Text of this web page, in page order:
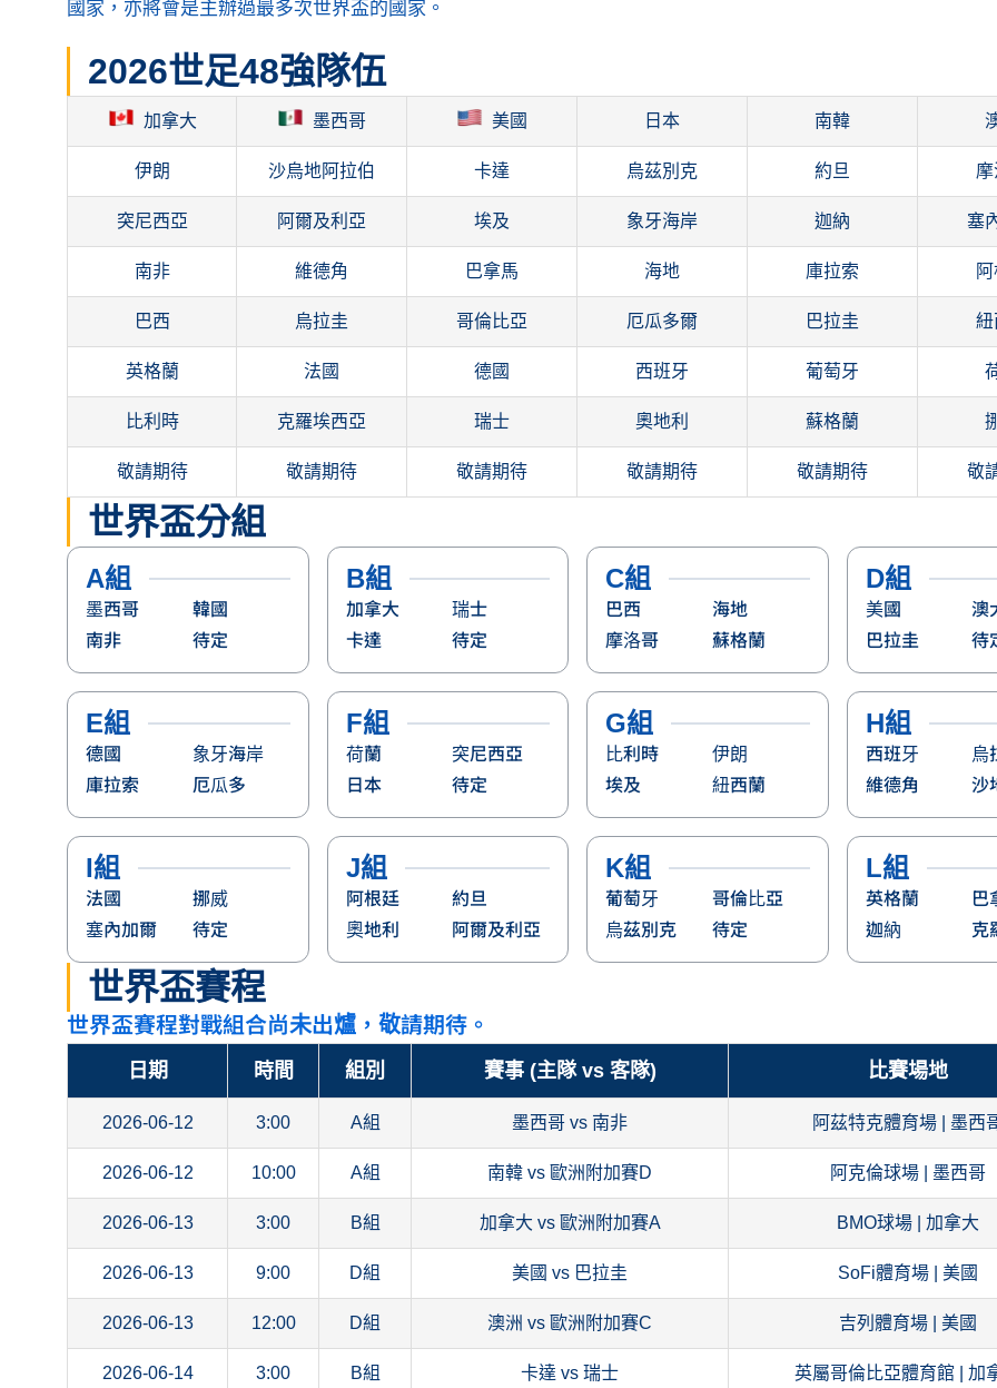
國家，亦將會是主辦過最多次世界盃的國家。
2026世足48強隊伍
加拿大 墨西哥 美國 日本 南韓
伊朗 沙烏地阿拉伯 卡達 烏茲別克 約旦
突尼西亞 阿爾及利亞 埃及 象牙海岸 迦納 塞
南非 維德角 巴拿馬 海地 庫拉索
巴西 烏拉圭 哥倫比亞 厄瓜多爾 巴拉圭 紐
英格蘭 法國 德國 西班牙 葡萄牙
比利時 克羅埃西亞 瑞士 奧地利 蘇格蘭
敬請期待 敬請期待 敬請期待 敬請期待 敬請期待 敬
世界盃分組
A組
墨西哥
南非
韓國
待定
B組
加拿大
卡達
瑞士
待定
C組
巴西
摩洛哥
海地
蘇格蘭
D組
美國
巴拉圭
澳
待
E組
德國
庫拉索
象牙海岸
厄瓜多
F組
荷蘭
日本
突尼西亞
待定
G組
比利時
埃及
伊朗
紐西蘭
H組
西班牙
維德角
烏
沙
I組
法國
塞內加爾
挪威
待定
J組
阿根廷
奧地利
約旦
阿爾及利亞
K組
葡萄牙
烏茲別克
哥倫比亞
待定
L組
英格蘭
迦納
巴
克
世界盃賽程
世界盃賽程對戰組合尚未出爐，敬請期待。
日期 時間 組別 賽事 (主隊 vs 客隊) 比賽場地
2026-06-12 3:00 A組 墨西哥 vs 南非 阿茲特克體育場 | 墨西
2026-06-12 10:00 A組 南韓 vs 歐洲附加賽D 阿克倫球場 | 墨西哥
2026-06-13 3:00 B組 加拿大 vs 歐洲附加賽A BMO球場 | 加拿大
2026-06-13 9:00 D組 美國 vs 巴拉圭 SoFi體育場 | 美國
2026-06-13 12:00 D組 澳洲 vs 歐洲附加賽C 吉列體育場 | 美國
2026-06-14 3:00 B組 卡達 vs 瑞士 英屬哥倫比亞體育館 | 加